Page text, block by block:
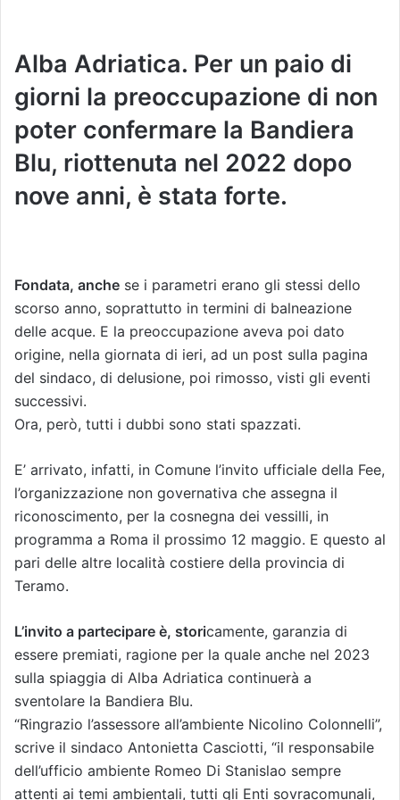
Alba Adriatica. Per un paio di
giorni la preoccupazione di non
poter confermare la Bandiera
Blu, riottenuta nel 2022 dopo
nove anni, è stata forte.
Fondata, anche se i parametri erano gli stessi dello
scorso anno, soprattutto in termini di balneazione
delle acque. E la preoccupazione aveva poi dato
origine, nella giornata di ieri, ad un post sulla pagina
del sindaco, di delusione, poi rimosso, visti gli eventi
successivi.
Ora, però, tutti i dubbi sono stati spazzati.
E’ arrivato, infatti, in Comune l’invito ufficiale della Fee,
l’organizzazione non governativa che assegna il
riconoscimento, per la cosnegna dei vessilli, in
programma a Roma il prossimo 12 maggio. E questo al
pari delle altre località costiere della provincia di
Teramo.
L’invito a partecipare è, storicamente, garanzia di
essere premiati, ragione per la quale anche nel 2023
sulla spiaggia di Alba Adriatica continuerà a
sventolare la Bandiera Blu.
“Ringrazio l’assessore all’ambiente Nicolino Colonnelli”,
scrive il sindaco Antonietta Casciotti, “il responsabile
dell’ufficio ambiente Romeo Di Stanislao sempre
attenti ai temi ambientali, tutti gli Enti sovracomunali,